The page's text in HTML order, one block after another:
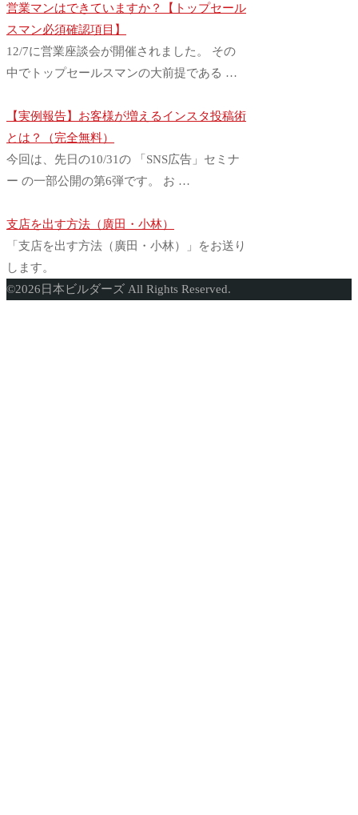
営業マンはできていますか？【トップセール
スマン必須確認項目】
12/7に営業座談会が開催されました。 その
中でトップセールスマンの大前提である …
【実例報告】お客様が増えるインスタ投稿術
とは？（完全無料）
今回は、先日の10/31の 「SNS広告」セミナ
ー の一部公開の第6弾です。 お …
支店を出す方法（廣田・小林）
「支店を出す方法（廣田・小林）」をお送り
します。
ト
©2026 日本ビルダーズ All Rights Reserved.